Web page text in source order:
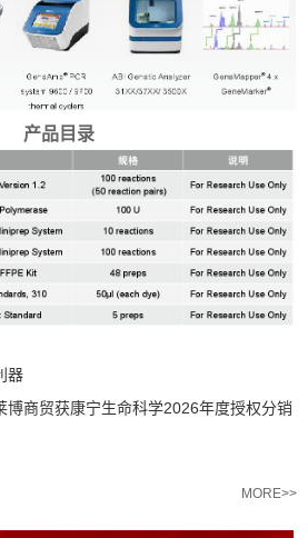
产品目录
器
博商贸获康宁生命科学2026年度授权分销
MORE>>